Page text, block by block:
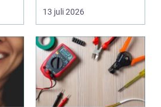
Stockholm handlar
valet av däck...
13 juli 2026